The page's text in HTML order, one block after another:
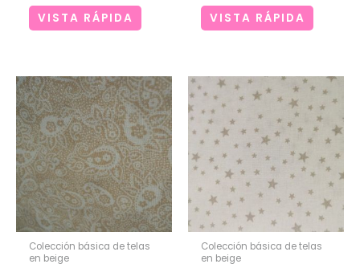
VISTA RÁPIDA VISTA RÁPIDA
Colección básica de telas
en beige
Colección básica de telas
en beige